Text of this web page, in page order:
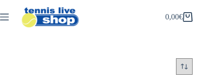
al
contenuto
Carrello
0,00€